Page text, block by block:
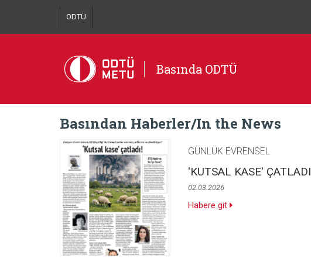
ODTÜ
Basında ODTÜ
Basından Haberler/In the News
GÜNLÜK EVRENSEL
'KUTSAL KASE' ÇATLADI
02.03.2026
Habere git